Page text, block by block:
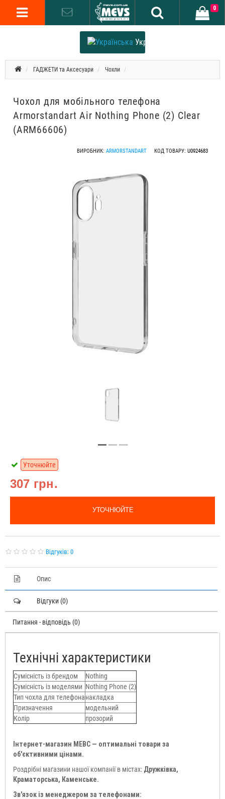
Українська
0
ГАДЖЕТИ та Аксесуари Чохли
Чохол для мобільного телефона
Armorstandart Air Nothing Phone (2) Clear
(ARM66606)
ВИРОБНИК: ARMORSTANDART КОД ТОВАРУ: U0924683
307 грн.
Уточнюйте
УТОЧНЮЙТЕ
Відгуків: 0
Опис
Відгуки (0)
Питання - відповідь (0)
Технічні характеристики
Сумісність із брендом
Nothing
Сумісність із моделями Nothing Phone (2)
Тип чохла для телефонанакладка
Призначення
модельний
Колір
прозорий
Інтернет-магазин МЕВС — оптимальні товари за
об'єктивними цінами.
Роздрібні магазини нашої компанії в містах: Дружківка,
Краматорська, Каменське.
Зв'язок із менеджером за телефонами: